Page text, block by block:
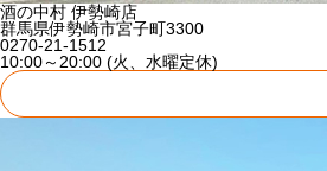
酒の中村 伊勢崎店
群馬県伊勢崎市宮子町3300
0270-21-1512
10:00～20:00 (火、水曜定休)